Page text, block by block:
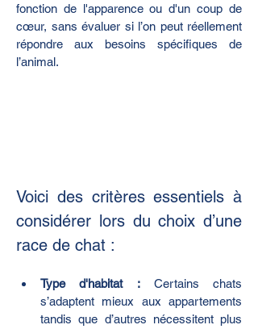
fonction de l'apparence ou d'un coup de
cœur, sans évaluer si l’on peut réellement
répondre aux besoins spécifiques de
l’animal.
Voici des critères essentiels à
considérer lors du choix d’une
race de chat :
Type d'habitat : Certains chats
s’adaptent mieux aux appartements
tandis que d’autres nécessitent plus